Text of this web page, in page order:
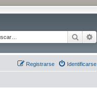
Buscar
Identificarse
Registrarse